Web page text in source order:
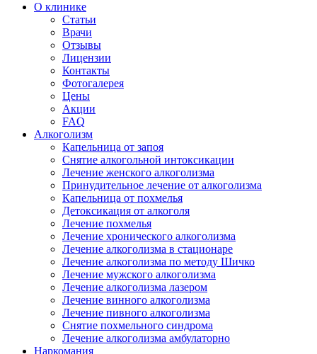
О клинике
Статьи
Врачи
Отзывы
Лицензии
Контакты
Фотогалерея
Цены
Акции
FAQ
Алкоголизм
Капельница от запоя
Снятие алкогольной интоксикации
Лечение женского алкоголизма
Принудительное лечение от алкоголизма
Капельница от похмелья
Детоксикация от алкоголя
Лечение похмелья
Лечение хронического алкоголизма
Лечение алкоголизма в стационаре
Лечение алкоголизма по методу Шичко
Лечение мужского алкоголизма
Лечение алкоголизма лазером
Лечение винного алкоголизма
Лечение пивного алкоголизма
Снятие похмельного синдрома
Лечение алкоголизма амбулаторно
Наркомания